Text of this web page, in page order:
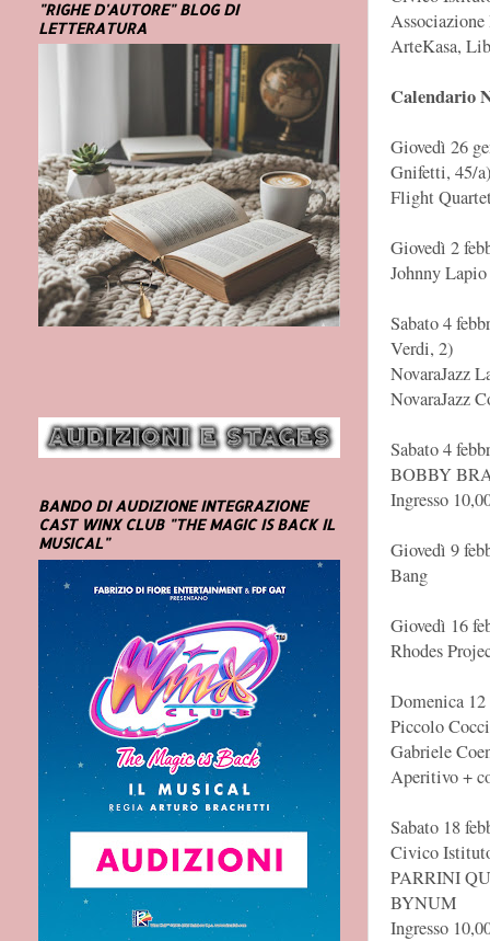
ArteKasa,
Calendario
Giovedì 26
Gnifetti, 45/a)
Flight
Giovedì 2
Johnny
Sabato 4
Verdi, 2)
NovaraJazz
NovaraJazz
Sabato 4
BOBBY
Ingresso
Giovedì 9
Bang
Giovedì 16
Rhodes
Domenica 12
Piccolo
Gabriele
Aperitivo +
Sabato 18
Civico
PARRINI
BYNUM
Ingresso
"RIGHE D'AUTORE" BLOG DI
LETTERATURA
BANDO DI AUDIZIONE INTEGRAZIONE
CAST WINX CLUB "THE MAGIC IS BACK IL
MUSICAL"